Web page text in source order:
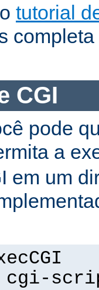
tutorial
CGI
pode
a
em um
cgi-